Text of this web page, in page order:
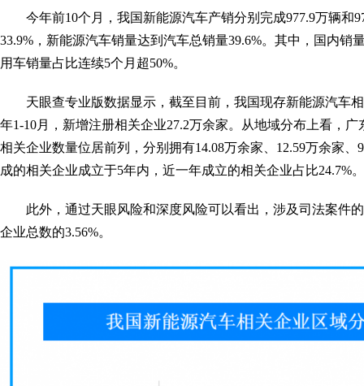
今年前10个月，我国新能源汽车产销分别完成977.9万辆和
33.9%，新能源汽车销量达到汽车总销量39.6%。其中，国内销
用车销量占比连续5个月超50%。
天眼查专业版数据显示，截至目前，我国现存新能源汽车
年1-10月，新增注册相关企业27.2万余家。从地域分布上看，
相关企业数量位居前列，分别拥有14.08万余家、12.59万余家
成的相关企业成立于5年内，近一年成立的相关企业占比24.7%。
此外，通过天眼风险和深度风险可以看出，涉及司法案件
企业总数的3.56%。